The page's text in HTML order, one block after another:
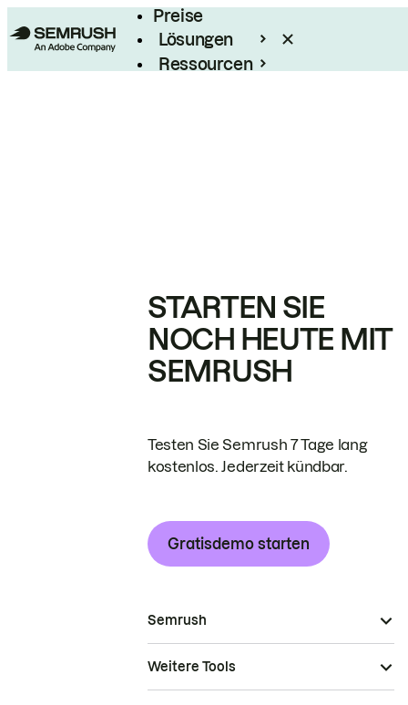
Preise
Lösungen
Ressourcen
STARTEN SIE
NOCH HEUTE MIT
SEMRUSH
Testen Sie Semrush 7 Tage lang
kostenlos. Jederzeit kündbar.
Gratisdemo starten
Semrush
Weitere Tools